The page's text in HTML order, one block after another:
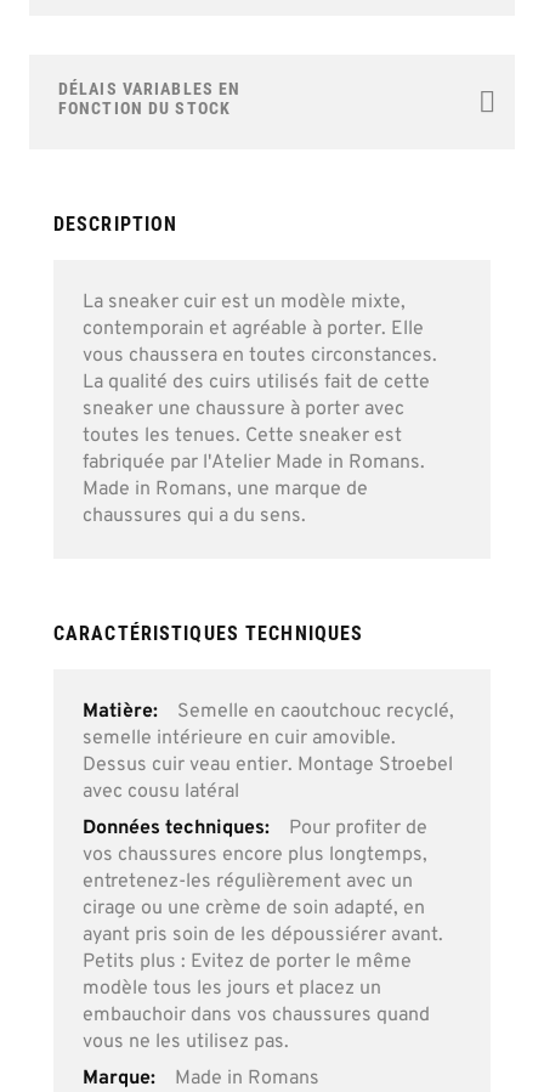
beginning
gallery
DÉLAIS VARIABLES EN
FONCTION DU STOCK
DESCRIPTION
La sneaker cuir est un modèle mixte,
contemporain et agréable à porter. Elle
vous chaussera en toutes circonstances.
La qualité des cuirs utilisés fait de cette
sneaker une chaussure à porter avec
toutes les tenues. Cette sneaker est
fabriquée par l'Atelier Made in Romans.
Made in Romans, une marque de
chaussures qui a du sens.
CARACTÉRISTIQUES TECHNIQUES
Plus
d’information
Semelle en caoutchouc recyclé,
semelle intérieure en cuir amovible.
Dessus cuir veau entier. Montage Stroebel
avec cousu latéral
Pour profiter de
vos chaussures encore plus longtemps,
entretenez-les régulièrement avec un
cirage ou une crème de soin adapté, en
ayant pris soin de les dépoussiérer avant.
Petits plus : Evitez de porter le même
modèle tous les jours et placez un
embauchoir dans vos chaussures quand
vous ne les utilisez pas.
Made in Romans